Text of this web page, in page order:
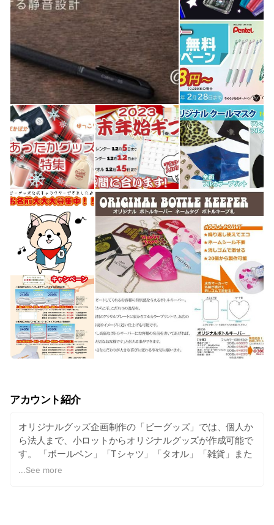
アカウント紹介
オリジナルグッズ企画制作の「ビーグッズ」では、個人か
ら法人まで、小ロットからオリジナルグッズが作成可能で
す。 「ボールペン」「Tシャツ」「タオル」「雑貨」また
「オリジナルピック」や「オリジナルドラムスティック」
...See more